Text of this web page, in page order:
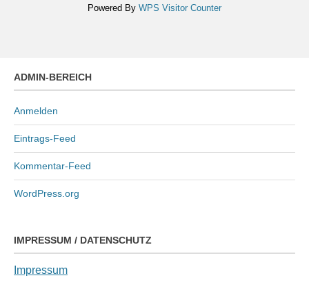
ADMIN-BEREICH
Anmelden
Eintrags-Feed
Kommentar-Feed
IMPRESSUM / DATENSCHUTZ